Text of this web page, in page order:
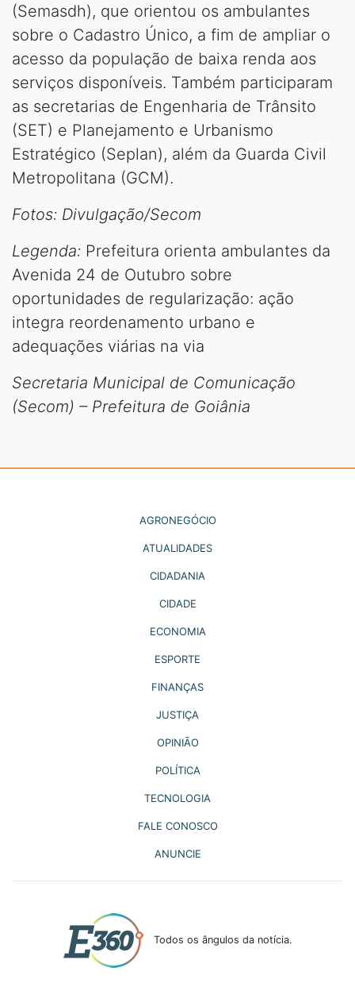
(Semasdh), que orientou os ambulantes
sobre o Cadastro Único, a fim de ampliar o
acesso da população de baixa renda aos
serviços disponíveis. Também participaram
as secretarias de Engenharia de Trânsito
(SET) e Planejamento e Urbanismo
Estratégico (Seplan), além da Guarda Civil
Metropolitana (GCM).
Fotos: Divulgação/Secom
Legenda: Prefeitura orienta ambulantes da
Avenida 24 de Outubro sobre
oportunidades de regularização: ação
integra reordenamento urbano e
adequações viárias na via
Secretaria Municipal de Comunicação
(Secom) – Prefeitura de Goiânia
AGRONEGÓCIO
ATUALIDADES
CIDADANIA
CIDADE
ECONOMIA
ESPORTE
FINANÇAS
JUSTIÇA
OPINIÃO
POLÍTICA
TECNOLOGIA
FALE CONOSCO
ANUNCIE
Todos os ângulos da notícia.